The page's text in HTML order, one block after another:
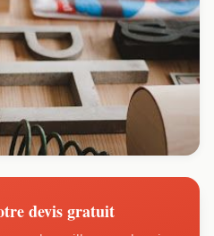
devis gratuit